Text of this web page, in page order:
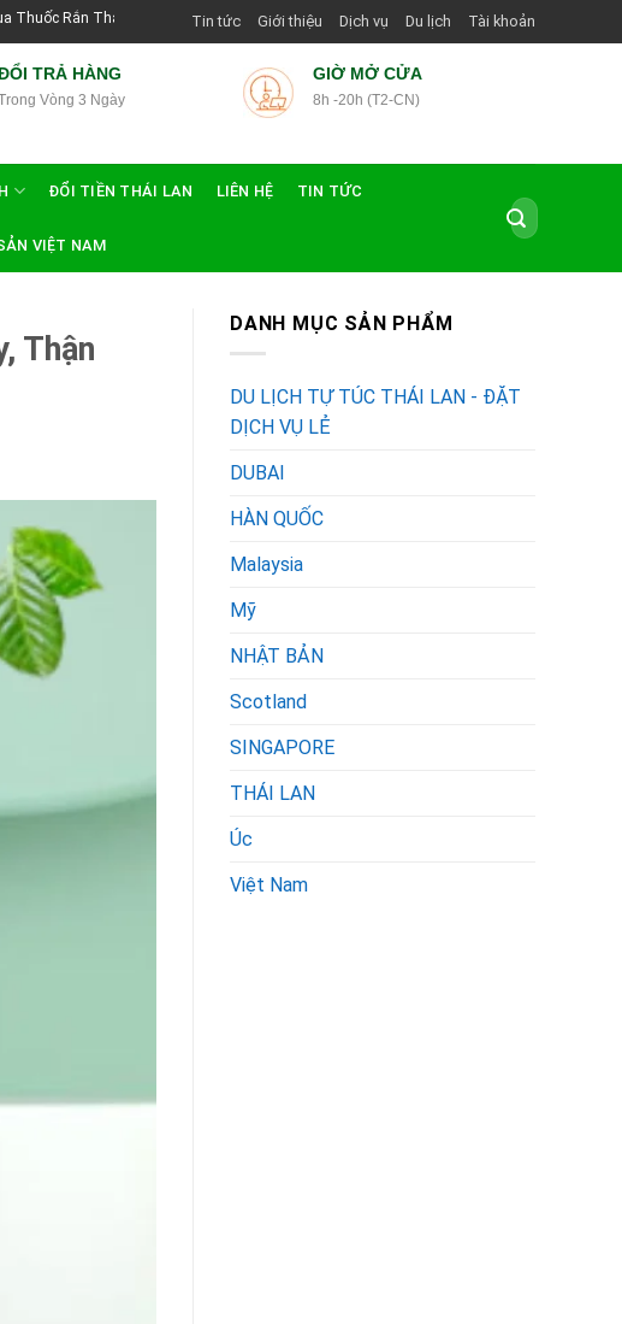
Lan Tại Hướng Dẫn Viên Shop | Với Giá Tốt Nhất
Tin tức Giới thiệu Dịch vụ Du lịch Tài khoản
TRẢ HÀNG
Vòng 3 Ngày
GIỜ MỞ CỬA
8h -20h (T2-CN)
ĐỔI TIỀN THÁI LAN LIÊN HỆ TIN TỨC
VIỆT NAM
Tìm
kiếm:
Thận
DANH MỤC SẢN PHẨM
DU LỊCH TỰ TÚC THÁI LAN - ĐẶT
DỊCH VỤ LẺ
DUBAI
HÀN QUỐC
Malaysia
Mỹ
NHẬT BẢN
Scotland
SINGAPORE
THÁI LAN
Úc
Việt Nam